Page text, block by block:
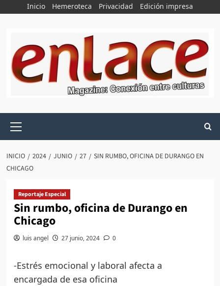
Inicio Hemeroteca Privacidad Edición impresa
principal
INICIO 2024 JUNIO 27
SIN RUMBO, OFICINA DE DURANGO EN
CHICAGO
Reportaje Especial
Sin rumbo, oficina de Durango en
Chicago
luis angel 27 junio, 2024 0
-Estrés emocional y laboral afecta a
encargada de esa oficina